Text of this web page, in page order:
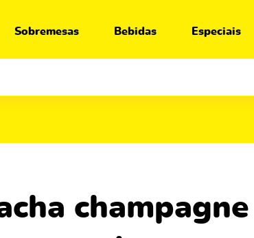
Sobremesas Bebidas Especiais